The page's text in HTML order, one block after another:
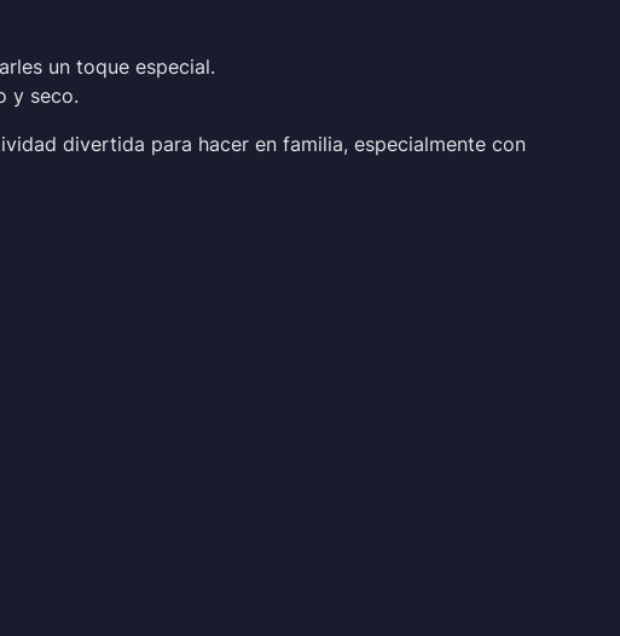
un toque especial.
y seco.
divertida para hacer en familia, especialmente con